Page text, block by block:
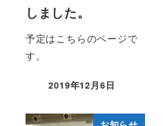
しました。
予定はこちらのページで
す。
投稿日
2019年12月6日